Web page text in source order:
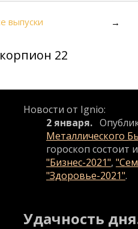
выпуски →
22
Новости от Ignio:
2 января.
Металлического
гороскоп состоит
"Бизнес-2021",
"Здоровье-2021".
Удачность